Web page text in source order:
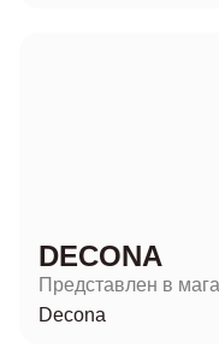
DECONA
Представлен в
Decona